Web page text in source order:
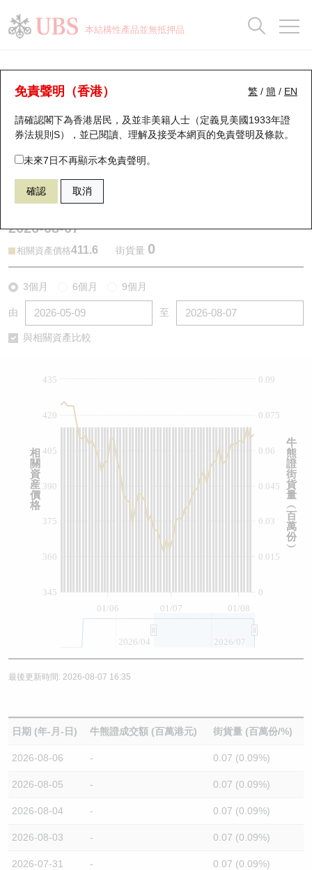
本結構性產品並無抵押品
繁 / 簡 / EN
免責聲明（香港）
請確認閣下為香港居民，及並非美籍人士（定義見美國1933年證
券法規則S），並已閱讀、理解及接受本網頁的免責聲明及條款。
未來7日不再顯示本免責聲明。
確認 取消
牛熊證分析儀
表現 街貨統計 比較
69272 瑞銀牛證 0388 香港交易所
2026-08-07
相關資產價格411.6 街貨量 0
3個月 6個月 9個月
由 至
與相關資產比較
01/07
01/06 01/08
0
0.015
0.03
0.045
0.06
0.075
0.09
360
420
345
375
390
405
435
2026/04 2026/07
牛
熊
證
街
貨
量
︵
百
萬
份
︶
相
關
資
産
價
格
最後更新時間: 2026-08-07 16:35
日期 (年-月-日) 牛熊證成交額 (百萬港元) 街貨量 (百萬份/%)
2026-08-06 - 0.07 (0.09%)
2026-08-05 - 0.07 (0.09%)
2026-08-04 - 0.07 (0.09%)
2026-08-03 - 0.07 (0.09%)
2026-07-31 - 0.07 (0.09%)
瑞銀認股證一覽
新發行瑞銀認股證
即將到期認股證
認股證到期結算價查詢
認股證分析儀
認股證/牛熊證日誌
認股證文件及公告 (瑞信)
街貨統計
比較
牛熊全景快搜
牛熊證搜尋
牛熊證街貨分佈圖
正股牛熊證列表
新發行瑞銀牛熊證
牛熊證到期結算價查詢
牛熊證速算機
牛熊證文件及公告
牛熊證文件及公告 (瑞信)
街貨統計
比較
十大升幅/跌幅
十大認股證成交分佈
十天股證佔大市成交
資金流
街貨統計
正股分析儀
二十大活躍股份
恒指成份股
國指成份股
科指成份股
中資ETFs溢價比較
即市板塊表現
收市競價變化
持股比重
顯示所有持股比重
每月輪證大市專題
輪證專欄
講座及教育短片
認股證投資者教育
牛熊證投資者教育